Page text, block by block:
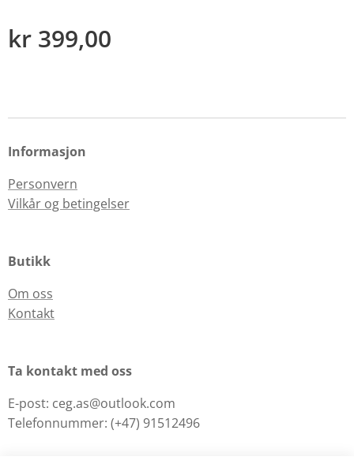
kr 399,00
Informasjon
Personvern
Vilkår og betingelser
Butikk
Om oss
Kontakt
Ta kontakt med oss
E-post: ceg.as@outlook.com
Telefonnummer: (+47) 91512496